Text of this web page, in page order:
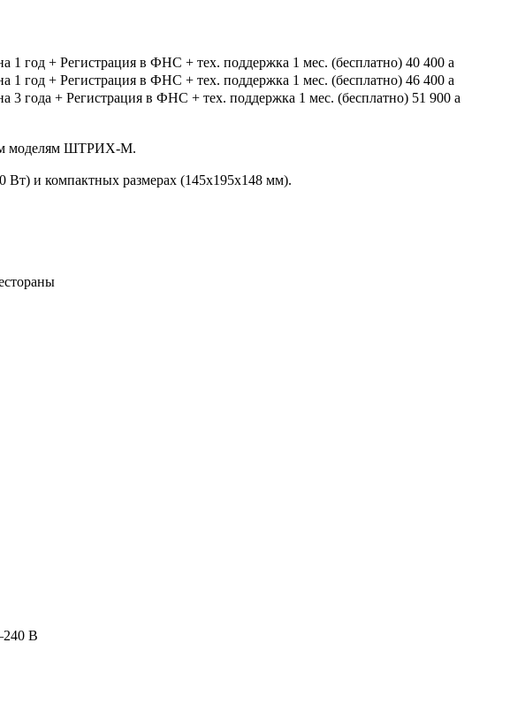
+ Регистрация в ФНС + тех. поддержка 1 мес. (бесплатно) 40 400 a
+ Регистрация в ФНС + тех. поддержка 1 мес. (бесплатно) 46 400 a
+ Регистрация в ФНС + тех. поддержка 1 мес. (бесплатно) 51 900 a
моделям ШТРИХ-М.
Вт) и компактных размерах (145х195х148 мм).
В